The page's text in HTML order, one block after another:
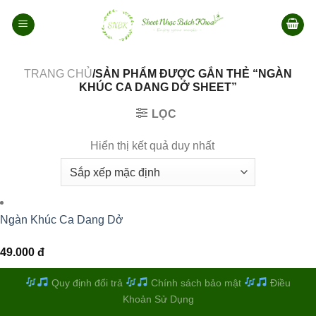
qua
TRANG CHỦ/SẢN PHẨM ĐƯỢC GẮN THẺ “NGÀN
KHÚC CA DANG DỞ SHEET”
LỌC
Hiển thị kết quả duy nhất
Ngàn Khúc Ca Dang Dở
49.000 đ
Quy định đổi trả Chính sách bảo mật
Điều
Khoản Sử Dụng